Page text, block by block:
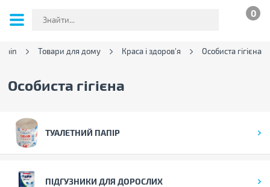
0
Товари для дому Краса і здоров'я Особиста гігієна
Особиста гігієна
ТУАЛЕТНИЙ ПАПІР
ПІДГУЗНИКИ ДЛЯ ДОРОСЛИХ